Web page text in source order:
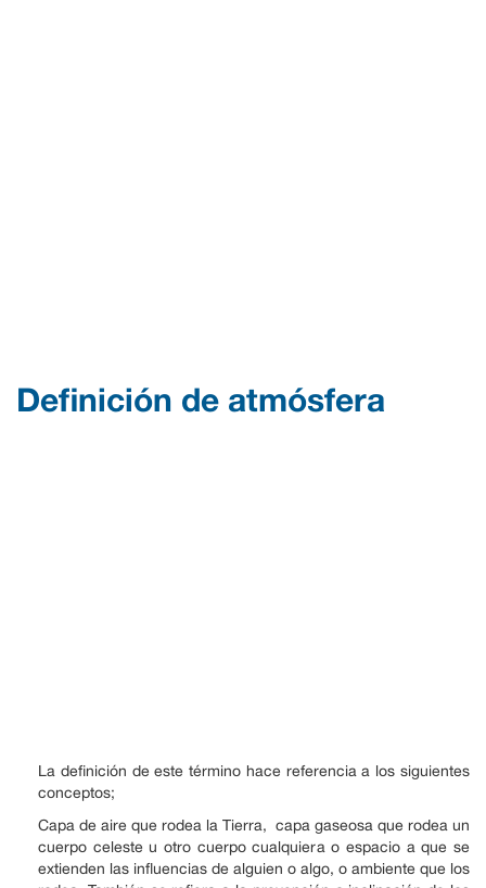
Definición de atmósfera
La definición de este término hace referencia a los siguientes
conceptos;
Capa de aire que rodea la Tierra, capa gaseosa que rodea un
cuerpo celeste u otro cuerpo cualquiera o espacio a que se
extienden las influencias de alguien o algo, o ambiente que los